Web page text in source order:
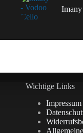
Wichtige Links
Impressum